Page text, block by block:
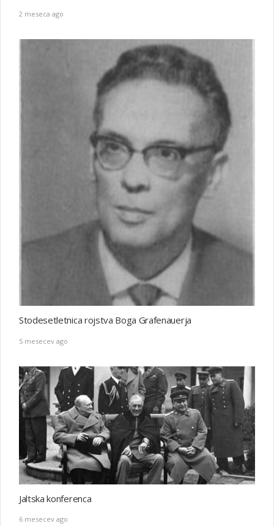
2 meseca ago
Stodesetletnica rojstva Boga Grafenauerja
5 mesecev ago
Jaltska konferenca
6 mesecev ago